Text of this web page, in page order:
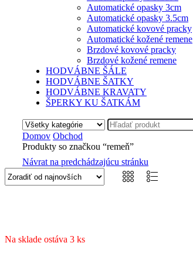
Automatické opasky 3cm
Automatické opasky 3.5cm
Automatické kovové pracky
Automatické kožené remene
Brzdové kovové pracky
Brzdové kožené remene
HODVÁBNE ŠÁLE
HODVÁBNE ŠATKY
HODVÁBNE KRAVATY
ŠPERKY KU ŠATKÁM
Search
input
Domov Obchod
Produkty so značkou “remeň”
Návrat na predchádzajúcu stránku
Na sklade ostáva 3 ks